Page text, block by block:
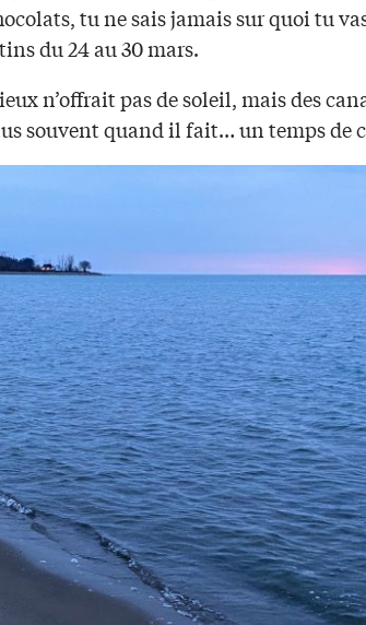
tu ne sais jamais sur quoi tu
du 24 au 30 mars.
n’offrait pas de soleil, mais des
souvent quand il fait… un temps de